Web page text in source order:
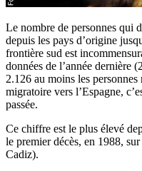
Le nombre de personnes qui
depuis les pays d’origine
frontière sud est
données de l’année dernière
2.126 au moins les
migratoire vers l’Espagne,
passée.
Ce chiffre est le plus élevé
le premier décès, en 1988,
Cadiz).